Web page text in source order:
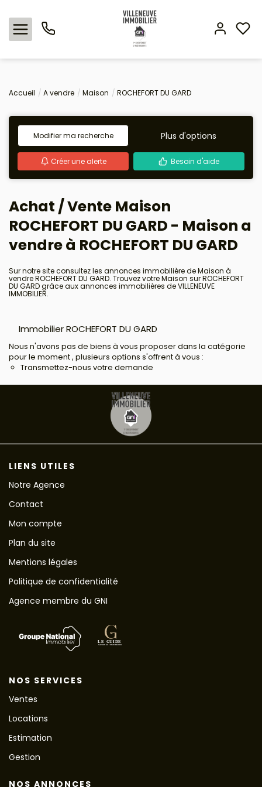
Nos offres
Expertise immobilière
L'agence
Estimation
Avis clients
Accueil A vendre Maison ROCHEFORT DU GARD
Modifier ma recherche Plus d'options
Créer une alerte Besoin d'aide
Achat / Vente Maison
ROCHEFORT DU GARD - Maison a
vendre à ROCHEFORT DU GARD
Sur notre site consultez les annonces immobilière de Maison à
vendre ROCHEFORT DU GARD. Trouvez votre Maison sur ROCHEFORT
DU GARD grâce aux annonces immobilières de VILLENEUVE
IMMOBILIER.
Immobilier ROCHEFORT DU GARD
Nous n'avons pas de biens à vous proposer dans la catégorie
pour le moment , plusieurs options s'offrent à vous :
Transmettez-nous votre demande
LIENS UTILES
Notre Agence
Contact
Mon compte
Plan du site
Mentions légales
Politique de confidentialité
Agence membre du GNI
NOS SERVICES
Ventes
Locations
Estimation
Gestion
NOS ANNONCES